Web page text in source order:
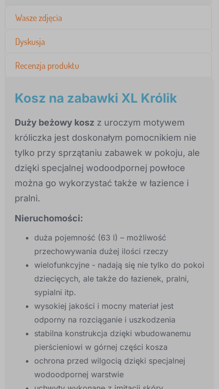
Wasze zdjęcia
Dyskusja
Recenzja produktu
Kosz na zabawki XL Królik
Duży beżowy kosz z uroczym motywem
króliczka jest doskonałym pomocnikiem nie
tylko przy sprzątaniu zabawek w pokoju, ale
dzięki specjalnej wodoodpornej powłoce
można go wykorzystać także w łazience i
pralni.
Nieruchomości:
duża pojemność (63 l) – możliwość
przechowywania dużej ilości rzeczy
wielofunkcyjne - nadają się nie tylko do pokoi
dziecięcych, ale także do łazienek, pralni,
sypialni itp.
wysokiej jakości i mocny materiał jest
odporny na rozciąganie i uszkodzenia
stabilna konstrukcja dzięki wbudowanemu
pierścieniowi w górnej części kosza
ochrona przed wilgocią dzięki specjalnej
wodoodpornej warstwie